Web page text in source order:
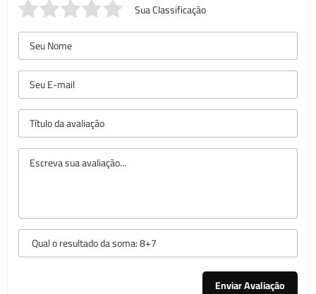
Sua Classificação